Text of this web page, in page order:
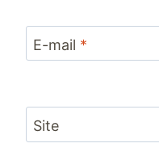
E-mail *
Site